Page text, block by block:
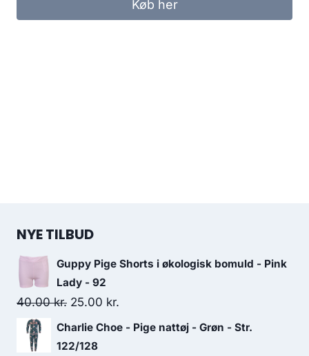
25.00 kr..Køb her
NYE TILBUD
Guppy Pige Shorts i økologisk bomuld - Pink
Lady - 92
40.00kr. Original
price
was:
25.00 kr.
price
Charlie Choe - Pige nattøj - Grøn - Str.
122/128